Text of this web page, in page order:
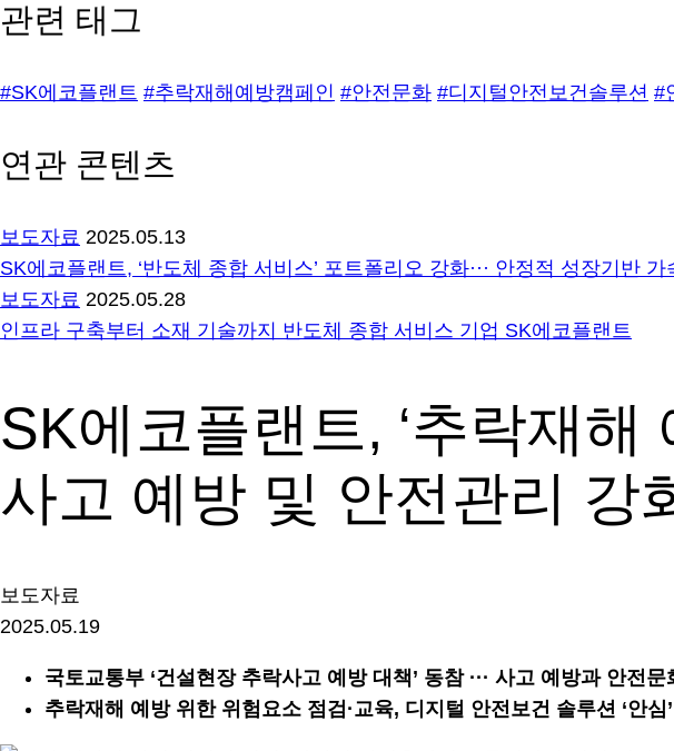
관련 태그
#SK에코플랜트 #추락재해예방캠페인 #안전문화 #디지털안전보건솔루션 #
연관 콘텐츠
보도자료 2025.05.13
SK에코플랜트, ‘반도체 종합 서비스’ 포트폴리오 강화··· 안정적 성장기반 가
보도자료 2025.05.28
인프라 구축부터 소재 기술까지 반도체 종합 서비스 기업 SK에코플랜트
SK에코플랜트, ‘추락재해
사고 예방 및 안전관리 강
보도자료
2025.05.19
국토교통부 ‘건설현장 추락사고 예방 대책’ 동참 ··· 사고 예방과 안전
추락재해 예방 위한 위험요소 점검·교육, 디지털 안전보건 솔루션 ‘안심